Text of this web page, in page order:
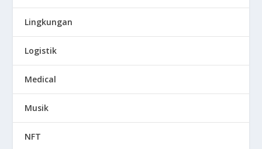
Lingkungan
Logistik
Medical
Musik
NFT